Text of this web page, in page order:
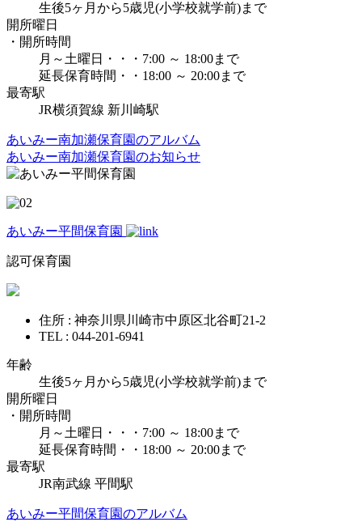
生後5ヶ月から5歳児(小学校就学前)まで
開所曜日
・開所時間
月～土曜日・・・7:00 ～ 18:00まで
延長保育時間・・18:00 ～ 20:00まで
最寄駅
JR横須賀線 新川崎駅
あいみー南加瀬保育園のアルバム
あいみー南加瀬保育園のお知らせ
あいみー平間保育園
認可保育園
住所 : 神奈川県川崎市中原区北谷町21-2
TEL : 044-201-6941
年齢
生後5ヶ月から5歳児(小学校就学前)まで
開所曜日
・開所時間
月～土曜日・・・7:00 ～ 18:00まで
延長保育時間・・18:00 ～ 20:00まで
最寄駅
JR南武線 平間駅
あいみー平間保育園のアルバム